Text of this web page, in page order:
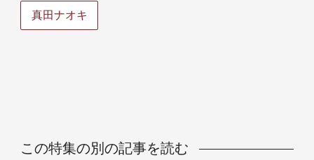
真田ナオキ
この特集の別の記事を読む